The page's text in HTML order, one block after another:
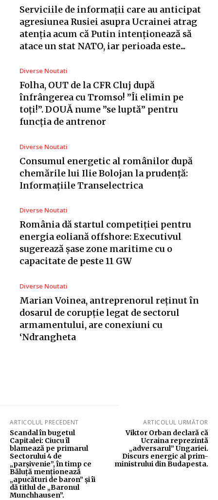
Serviciile de informații care au anticipat
agresiunea Rusiei asupra Ucrainei atrag
atenția acum că Putin intenționează să
atace un stat NATO, iar perioada este...
Diverse Noutati
Folha, OUT de la CFR Cluj după
înfrângerea cu Tromso! ”Îi elimin pe
toți!”. DOUĂ nume ”se luptă” pentru
funcția de antrenor
Diverse Noutati
Consumul energetic al românilor după
chemările lui Ilie Bolojan la prudență:
Informațiile Transelectrica
Diverse Noutati
România dă startul competiției pentru
energia eoliană offshore: Executivul
sugerează șase zone maritime cu o
capacitate de peste 11 GW
Diverse Noutati
Marian Voinea, antreprenorul reținut în
dosarul de corupție legat de sectorul
armamentului, are conexiuni cu
‘Ndrangheta
ARTICOLUL PRECEDENT
Scandal în bugetul
Capitalei: Ciucu îl
blamează pe primarul
Sectorului 4 de
„parșivenie”, în timp ce
Băluță menționează
„apucături de baron” și îi
dă titlul de „Baronul
Munchhausen”.
ARTICOLUL URMĂTOR
Viktor Orban declară că
Ucraina reprezintă
„adversarul” Ungariei.
Discurs energic al prim-
ministrului din Budapesta.